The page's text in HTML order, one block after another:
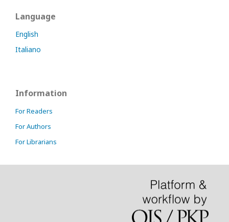
Language
English
Italiano
Information
For Readers
For Authors
For Librarians